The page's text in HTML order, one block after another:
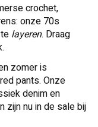
crochet,
onze 70s
layeren. Draag
zomer is
pants. Onze
denim en
zijn nu in de sale bij